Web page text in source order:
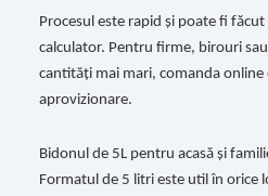
Procesul este rapid și poate fi
calculator. Pentru firme, birouri
cantități mai mari, comanda
aprovizionare.
Bidonul de 5L pentru acasă și
Formatul de 5 litri este util în orice